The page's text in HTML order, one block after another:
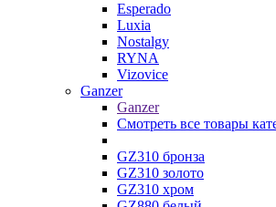
Esperado
Luxia
Nostalgy
RYNA
Vizovice
Ganzer
Ganzer
Смотреть все товары
GZ310 бронза
GZ310 золото
GZ310 хром